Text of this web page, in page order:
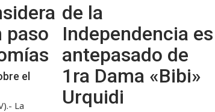
paso
el
La
de la
Independencia es
antepasado de
1ra Dama «Bibi»
Urquidi